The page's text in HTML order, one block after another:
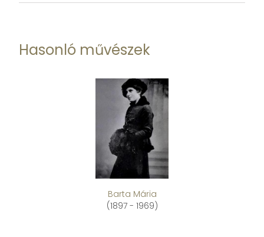
Hasonló művészek
Barta Mária
(1897 - 1969)